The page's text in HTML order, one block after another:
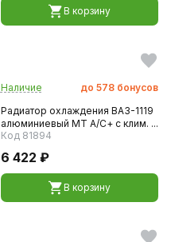
В корзину
Наличие до 578 бонусов
Радиатор охлаждения ВАЗ-1119
алюминиевый МТ А/С+ c клим. ...
Код 81894
6 422 ₽
В корзину